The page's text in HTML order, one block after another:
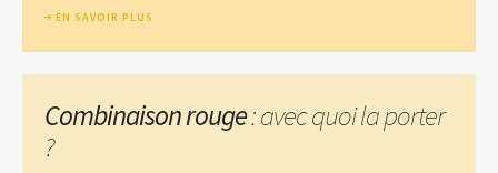
EN SAVOIR PLUS
Combinaison rouge: avec quoi la porter
?